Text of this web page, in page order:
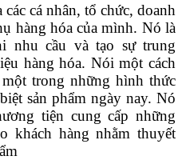
cá nhân, tổ chức, doanh
hàng hóa của mình. Nó là
nhu cầu và tạo sự trung
hàng hóa. Nói một cách
trong những hình thức
sản phẩm ngày nay. Nó
tiện cung cấp những
khách hàng nhằm thuyết